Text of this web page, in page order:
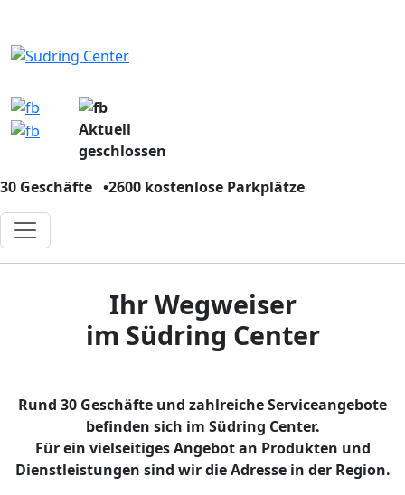
Aktuell
geschlossen
30 Geschäfte •2600 kostenlose Parkplätze
Ihr Wegweiser
im Südring Center
Rund 30 Geschäfte und zahlreiche Serviceangebote
befinden sich im Südring Center.
Für ein vielseitiges Angebot an Produkten und
Dienstleistungen sind wir die Adresse in der Region.